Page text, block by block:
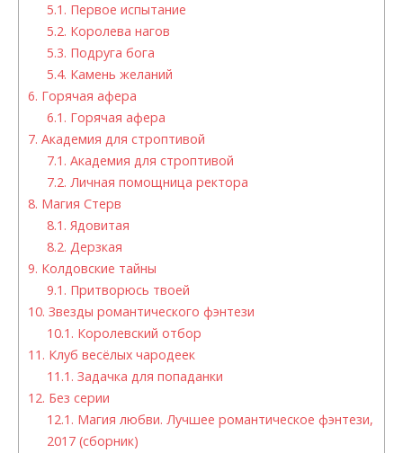
5.1. Первое испытание
5.2. Королева нагов
5.3. Подруга бога
5.4. Камень желаний
6. Горячая афера
6.1. Горячая афера
7. Академия для строптивой
7.1. Академия для строптивой
7.2. Личная помощница ректора
8. Магия Стерв
8.1. Ядовитая
8.2. Дерзкая
9. Колдовские тайны
9.1. Притворюсь твоей
10. Звезды романтического фэнтези
10.1. Королевский отбор
11. Клуб весёлых чародеек
11.1. Задачка для попаданки
12. Без серии
12.1. Магия любви. Лучшее романтическое фэнтези,
2017 (сборник)